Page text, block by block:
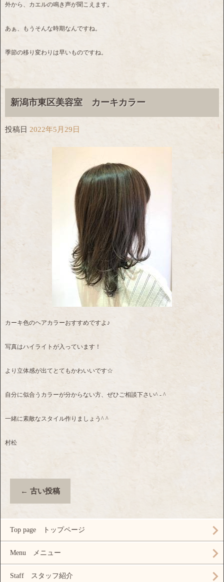
外から、カエルの鳴き声が聞こえます。
あぁ、もうそんな時期なんですね。
季節の移り変わりは早いものですね。
新潟市東区美容室 カーキカラー
投稿日 2022年5月29日
カーキ色のヘアカラーおすすめですよ♪
写真はハイライトが入っています！
より立体感が出てとてもかわいいです☆
自分に似合うカラーが分からない方、ぜひご相談下さい^ - ^
一緒に素敵なスタイル作りましょう^ ^
村松
← 古い投稿
Top page トップページ
Menu メニュー
Staff スタッフ紹介